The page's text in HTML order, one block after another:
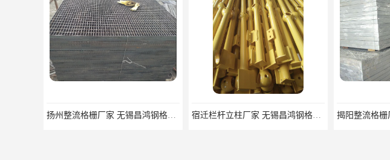
扬州整流格栅厂家 无锡昌鸿钢格板有限公司 宿迁栏杆立柱厂家 无锡昌鸿钢格板有限公司